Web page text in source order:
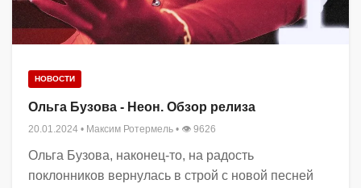
НОВОСТИ
Ольга Бузова - Неон. Обзор релиза
20.01.2024 • Максим Ротермель • 👁 9626
Ольга Бузова, наконец-то, на радость
поклонников вернулась в строй с новой песней